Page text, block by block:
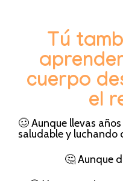
Tú
cuerpo
el
🥴 Aunque llevas
saludable y luchando
🤔 Aunque